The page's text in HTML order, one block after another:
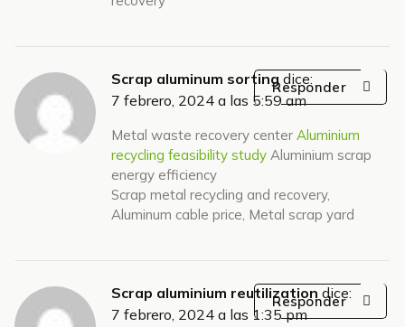
Scrap aluminum sorting dice:
7 febrero, 2024 a las 5:59 am
Metal waste recovery center Aluminium
recycling feasibility study Aluminium scrap
energy efficiency
Scrap metal recycling and recovery,
Aluminum cable price, Metal scrap yard
Responder
Scrap aluminium reutilization dice:
7 febrero, 2024 a las 1:35 pm
Responder